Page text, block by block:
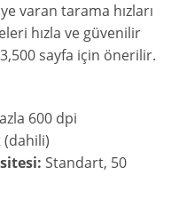
varan tarama hızları
hızla ve güvenilir
sayfa için önerilir.
600 dpi
Standart, 50